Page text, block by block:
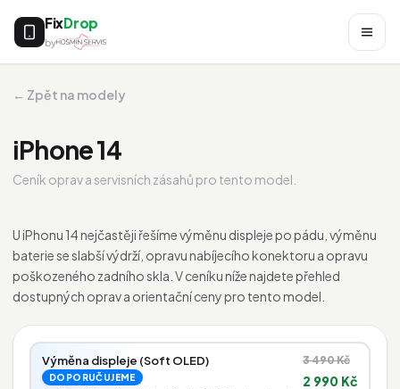
FixDrop
by
← Zpět na modely
iPhone 14
Ceník oprav a servisních zásahů pro tento model.
U iPhonu 14 nejčastěji řešíme výměnu displeje po pádu, výměnu
baterie se slabší výdrží, opravu nabíjecího konektoru a opravu
poškozeného zadního skla. V ceníku níže najdete přehled
dostupných oprav a orientační ceny pro tento model.
Výměna displeje (Soft OLED)
DOPORUČUJEME
3 490 Kč
2 990 Kč